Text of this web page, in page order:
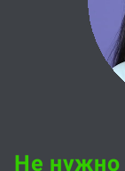
Не нужно